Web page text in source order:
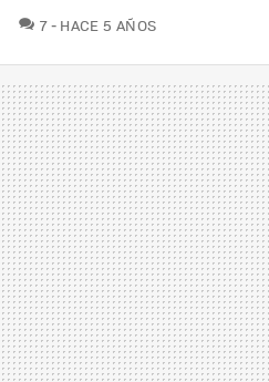
7COMENTARIOS
HACE 5 AÑOS